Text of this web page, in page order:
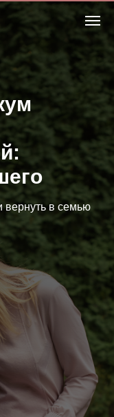
вернуть в семью